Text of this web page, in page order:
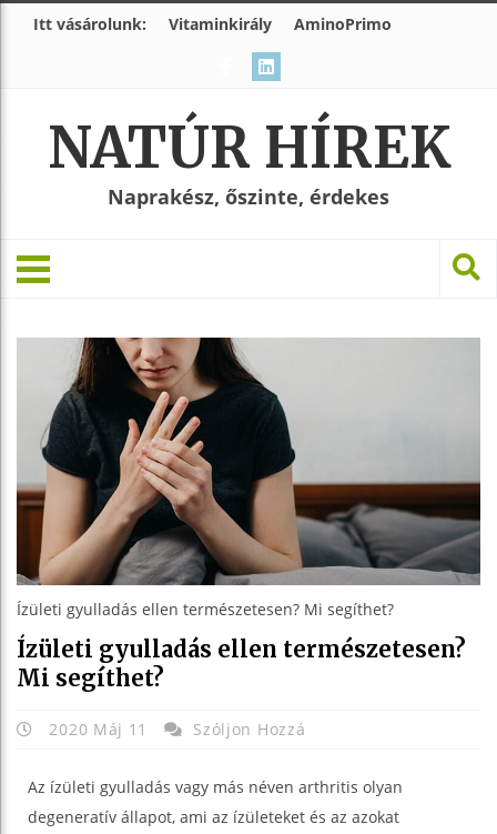
Itt vásárolunk: Vitaminkirály AminoPrimo
NATÚR HÍREK
Naprakész, őszinte, érdekes
Ízületi gyulladás ellen természetesen? Mi segíthet?
Ízületi gyulladás ellen természetesen?
Mi segíthet?
2020 Máj 11 Szóljon Hozzá
Az ízületi gyulladás vagy más néven arthritis olyan
degeneratív állapot, ami az ízületeket és az azokat